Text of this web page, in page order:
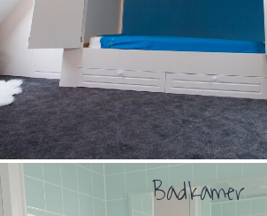
Badkamer